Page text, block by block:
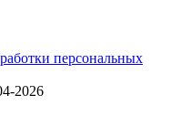
персональных
2026